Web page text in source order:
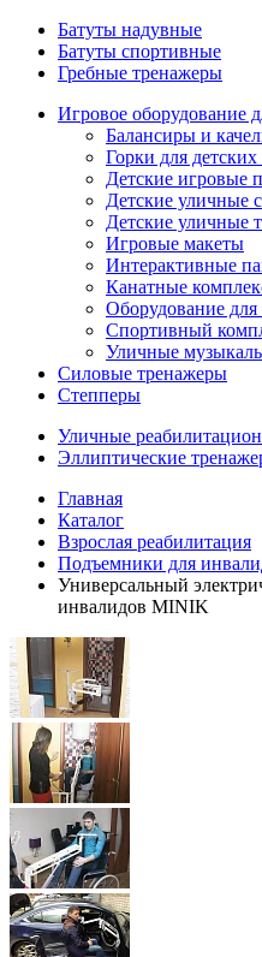
Батуты надувные
Батуты спортивные
Гребные тренажеры
Игровое оборудование
Балансиры и
Горки для
Детские игровые
Детские уличные
Детские уличные
Игровые макеты
Интерактивные
Канатные
Оборудование
Спортивный
Уличные
Силовые тренажеры
Степперы
Уличные
Эллиптические
Главная
Каталог
Взрослая реабилитация
Подъемники для
Универсальный
инвалидов MINIK